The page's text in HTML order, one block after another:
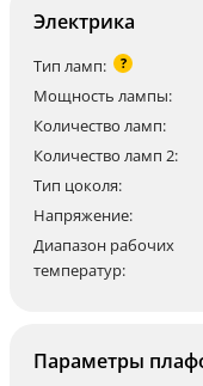
Электрика
Тип ламп: ?
Мощность лампы:
Количество ламп:
Количество ламп 2:
Тип цоколя:
Напряжение:
Диапазон рабочих
температур:
Параметры